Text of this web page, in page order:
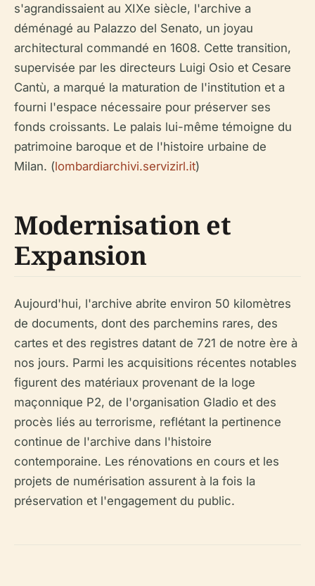
s'agrandissaient au XIXe siècle, l'archive a
déménagé au Palazzo del Senato, un joyau
architectural commandé en 1608. Cette transition,
supervisée par les directeurs Luigi Osio et Cesare
Cantù, a marqué la maturation de l'institution et a
fourni l'espace nécessaire pour préserver ses
fonds croissants. Le palais lui-même témoigne du
patrimoine baroque et de l'histoire urbaine de
Milan. (lombardiarchivi.servizirl.it)
Modernisation et
Expansion
Aujourd'hui, l'archive abrite environ 50 kilomètres
de documents, dont des parchemins rares, des
cartes et des registres datant de 721 de notre ère à
nos jours. Parmi les acquisitions récentes notables
figurent des matériaux provenant de la loge
maçonnique P2, de l'organisation Gladio et des
procès liés au terrorisme, reflétant la pertinence
continue de l'archive dans l'histoire
contemporaine. Les rénovations en cours et les
projets de numérisation assurent à la fois la
préservation et l'engagement du public.